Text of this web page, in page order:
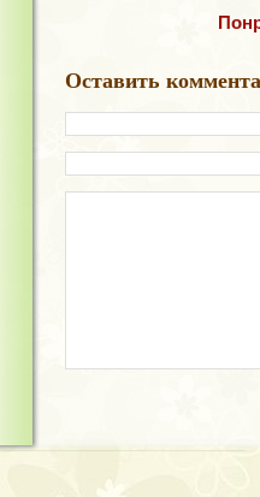
Оставить